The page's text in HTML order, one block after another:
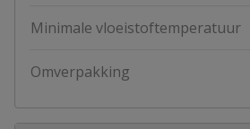
Minimale vloeistoftemperatuur
Omverpakking